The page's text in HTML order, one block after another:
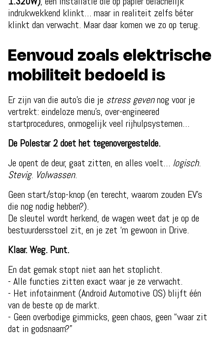
indrukwekkend klinkt… maar in realiteit zelfs béter
klinkt dan verwacht. Maar daar komen we zo op terug.
Eenvoud zoals elektrische
mobiliteit bedoeld is
Er zijn van die auto’s die je stress gevennog voor je
vertrekt: eindeloze menu’s, over-engineered
startprocedures, onmogelijk veel rijhulpsystemen…
De Polestar 2 doet het tegenovergestelde.
Je opent de deur, gaat zitten, en alles voelt… logisch.
Stevig. Volwassen.
Geen start/stop-knop (en terecht, waarom zouden EV’s
die nog nodig hebben?).
De sleutel wordt herkend, de wagen weet dat je op de
bestuurdersstoel zit, en je zet ‘m gewoon in Drive.
Klaar. Weg. Punt.
En dat gemak stopt niet aan het stoplicht.
- Alle functies zitten exact waar je ze verwacht.
- Het infotainment (Android Automotive OS) blijft één
van de beste op de markt.
- Geen overbodige gimmicks, geen chaos, geen “waar zit
dat in godsnaam?”